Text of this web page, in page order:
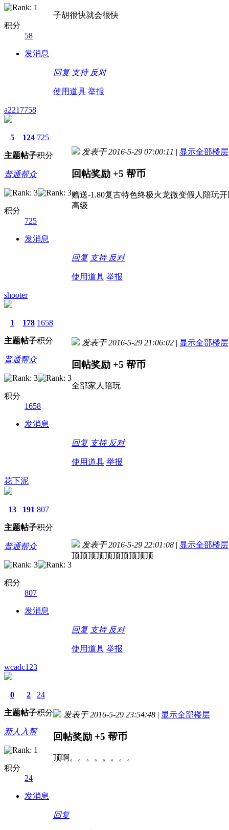
积分
58
发消息
子胡很快就会很快
回复 支持 反对
使用道具 举报
a2217758
5
主题
124
帖子
725
积分
普通帮众
积分
725
发消息
发表于 2016-5-29 07:00:11 | 显示全部楼层
回帖奖励 +5 帮币
赠送-1.80复古特色终极火龙微变假人陪玩
高级
回复 支持 反对
使用道具 举报
shooter
1
主题
178
帖子
1658
积分
普通帮众
积分
1658
发消息
发表于 2016-5-29 21:06:02 | 显示全部楼层
回帖奖励 +5 帮币
全部家人陪玩
回复 支持 反对
使用道具 举报
花下泥
13
主题
191
帖子
807
积分
普通帮众
积分
807
发消息
发表于 2016-5-29 22:01:08 | 显示全部楼层
顶顶顶顶顶顶顶顶顶顶
回复 支持 反对
使用道具 举报
wcadc123
0
主题
2
帖子
24
积分
新人入帮
积分
24
发消息
发表于 2016-5-29 23:54:48 | 显示全部楼层
回帖奖励 +5 帮币
顶啊。。。。。。。。
回复